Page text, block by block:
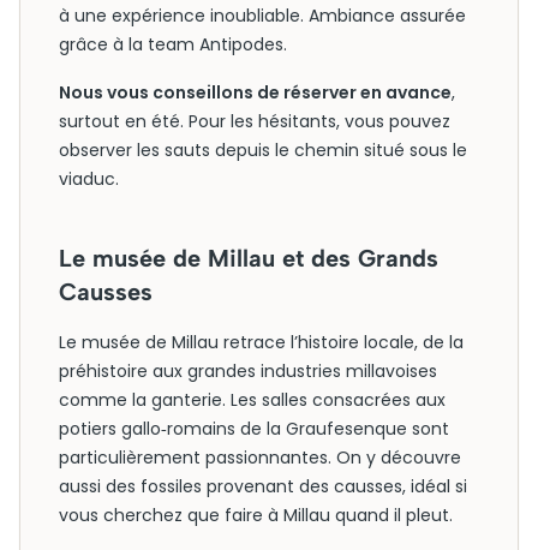
à une expérience inoubliable. Ambiance assurée
grâce à la team Antipodes.
Nous vous conseillons de réserver en avance,
surtout en été. Pour les hésitants, vous pouvez
observer les sauts depuis le chemin situé sous le
viaduc.
Le musée de Millau et des Grands
Causses
Le musée de Millau retrace l’histoire locale, de la
préhistoire aux grandes industries millavoises
comme la ganterie. Les salles consacrées aux
potiers gallo‑romains de la Graufesenque sont
particulièrement passionnantes. On y découvre
aussi des fossiles provenant des causses, idéal si
vous cherchez que faire à Millau quand il pleut.